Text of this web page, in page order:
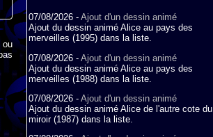
ou
07/08/2026 - Ajout d'un dessin animé
Ajout du dessin animé Alice au pays des
merveilles (1995) dans la liste.
07/08/2026 - Ajout d'un dessin animé
Ajout du dessin animé Alice au pays des
merveilles (1988) dans la liste.
07/08/2026 - Ajout d'un dessin animé
Ajout du dessin animé Alice de l'autre cote du
miroir (1987) dans la liste.